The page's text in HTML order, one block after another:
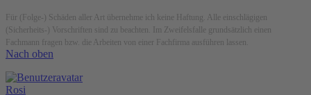
Für (Folge-) Schäden aller Art übernehme ich keine Haftung. Alle einschlägigen
(Sicherheits-) Vorschriften sind zu beachten. Im Zweifelsfalle grundsätzlich einen
Fachmann fragen bzw. die Arbeiten von einer Fachfirma ausführen lassen.
Nach oben
Rosi